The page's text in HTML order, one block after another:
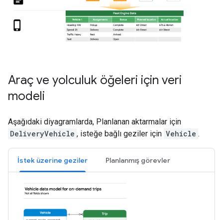
Araç ve yolculuk öğeleri için veri
modeli
Aşağıdaki diyagramlarda, Planlanan aktarmalar için
DeliveryVehicle , isteğe bağlı geziler için Vehicle .
İstek üzerine geziler Planlanmış görevler